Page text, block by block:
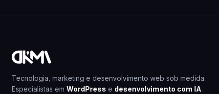
Tecnologia, marketing e desenvolvimento web sob medida.
Especialistas em WordPress e desenvolvimento com IA.